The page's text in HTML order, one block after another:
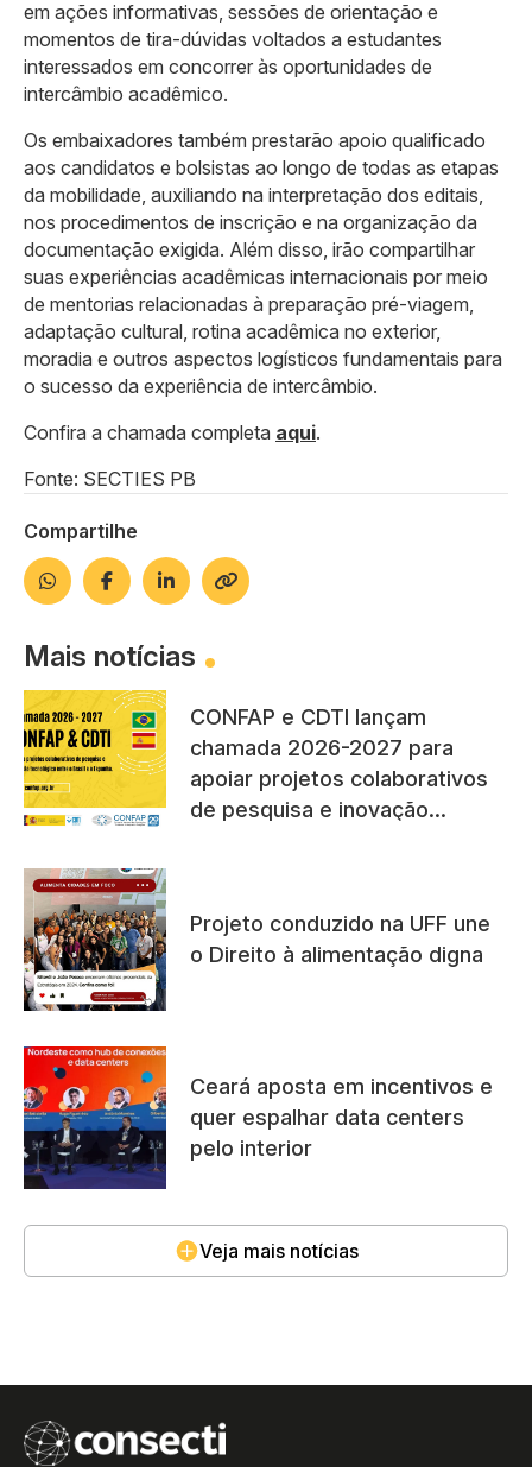
em ações informativas, sessões de orientação e
momentos de tira-dúvidas voltados a estudantes
interessados em concorrer às oportunidades de
intercâmbio acadêmico.
Os embaixadores também prestarão apoio qualificado
aos candidatos e bolsistas ao longo de todas as etapas
da mobilidade, auxiliando na interpretação dos editais,
nos procedimentos de inscrição e na organização da
documentação exigida. Além disso, irão compartilhar
suas experiências acadêmicas internacionais por meio
de mentorias relacionadas à preparação pré-viagem,
adaptação cultural, rotina acadêmica no exterior,
moradia e outros aspectos logísticos fundamentais para
o sucesso da experiência de intercâmbio.
Confira a chamada completa aqui.
Fonte: SECTIES PB
Compartilhe
Mais notícias
CONFAP e CDTI lançam
chamada 2026-2027 para
apoiar projetos colaborativos
de pesquisa e inovação
Projeto conduzido na UFF une
o Direito à alimentação digna
Ceará aposta em incentivos e
quer espalhar data centers
pelo interior
Veja mais notícias